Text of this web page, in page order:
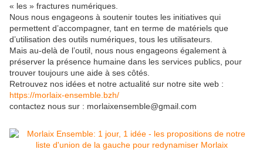
« les » fractures numériques.
Nous nous engageons à soutenir toutes les initiatives qui
permettent d’accompagner, tant en terme de matériels que
d’utilisation des outils numériques, tous les utilisateurs.
Mais au-delà de l’outil, nous nous engageons également à
préserver la présence humaine dans les services publics, pour
trouver toujours une aide à ses côtés.
Retrouvez nos idées et notre actualité sur notre site web :
https://morlaix-ensemble.bzh/
contactez nous sur : morlaixensemble@gmail.com